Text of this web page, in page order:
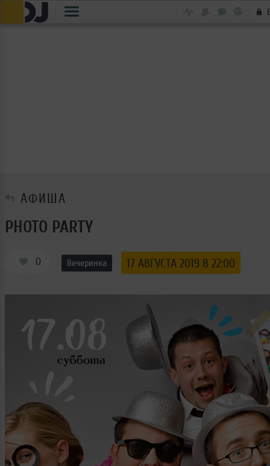
АФИША
PHOTO PARTY
0 Вечеринка 17 АВГУСТА 2019 В 22:00